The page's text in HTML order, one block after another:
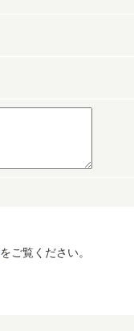
をご覧ください。